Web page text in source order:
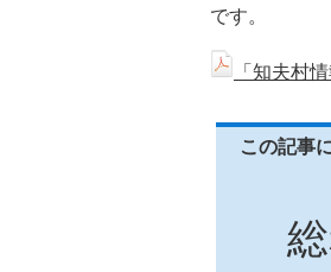
です。
「知夫村
この記事